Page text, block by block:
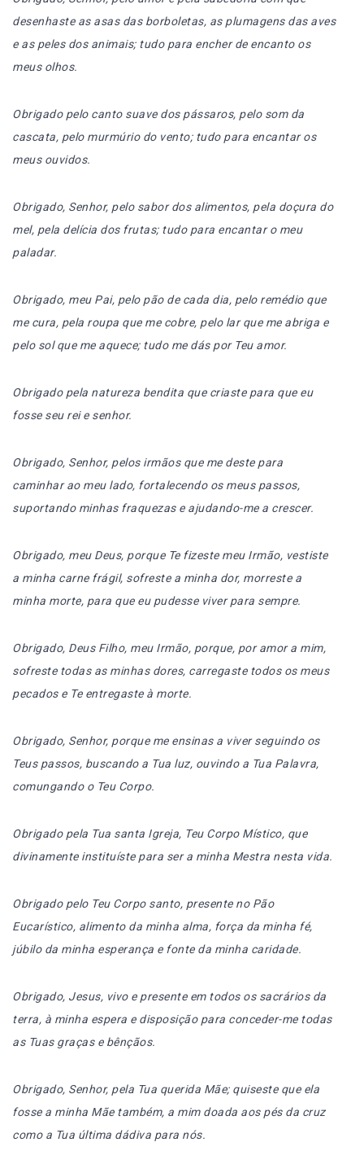
desenhaste as asas das borboletas, as plumagens das aves
e as peles dos animais; tudo para encher de encanto os
meus olhos.
Obrigado pelo canto suave dos pássaros, pelo som da
cascata, pelo murmúrio do vento; tudo para encantar os
meus ouvidos.
Obrigado, Senhor, pelo sabor dos alimentos, pela doçura do
mel, pela delícia dos frutas; tudo para encantar o meu
paladar.
Obrigado, meu Pai, pelo pão de cada dia, pelo remédio que
me cura, pela roupa que me cobre, pelo lar que me abriga e
pelo sol que me aquece; tudo me dás por Teu amor.
Obrigado pela natureza bendita que criaste para que eu
fosse seu rei e senhor.
Obrigado, Senhor, pelos irmãos que me deste para
caminhar ao meu lado, fortalecendo os meus passos,
suportando minhas fraquezas e ajudando-me a crescer.
Obrigado, meu Deus, porque Te fizeste meu Irmão, vestis­te
a minha carne frágil, sofreste a minha dor, morreste a
minha morte, para que eu pudesse viver para sempre.
Obrigado, Deus Filho, meu Irmão, porque, por amor a mim,
sofreste todas as minhas dores, carregaste todos os meus
pecados e Te entregaste à morte.
Obrigado, Senhor, porque me ensinas a viver seguindo os
Teus passos, buscando a Tua luz, ouvindo a Tua Palavra,
co­mungando o Teu Corpo.
Obrigado pela Tua santa Igreja, Teu Corpo Místico, que
divinamente instituíste para ser a minha Mestra nesta vida.
Obrigado pelo Teu Corpo santo, presente no Pão
Eucarístico, alimento da minha alma, força da minha fé,
júbilo da minha esperança e fonte da minha caridade.
Obrigado, Jesus, vivo e presente em todos os sacrários da
terra, à minha espera e disposição para conceder-me todas
as Tuas graças e bênçãos.
Obrigado, Senhor, pela Tua querida Mãe; quiseste que ela
fosse a minha Mãe também, a mim doada aos pés da cruz
como a Tua última dádiva para nós.